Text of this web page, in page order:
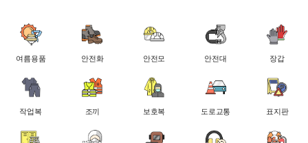
여름용품 안전화 안전모 안전대 장갑
작업복 조끼 보호복 도로교통 표지판